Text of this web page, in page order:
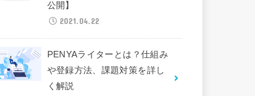
公開】
2021.04.22
PENYAライターとは？仕組み
や登録方法、課題対策を詳し
く解説